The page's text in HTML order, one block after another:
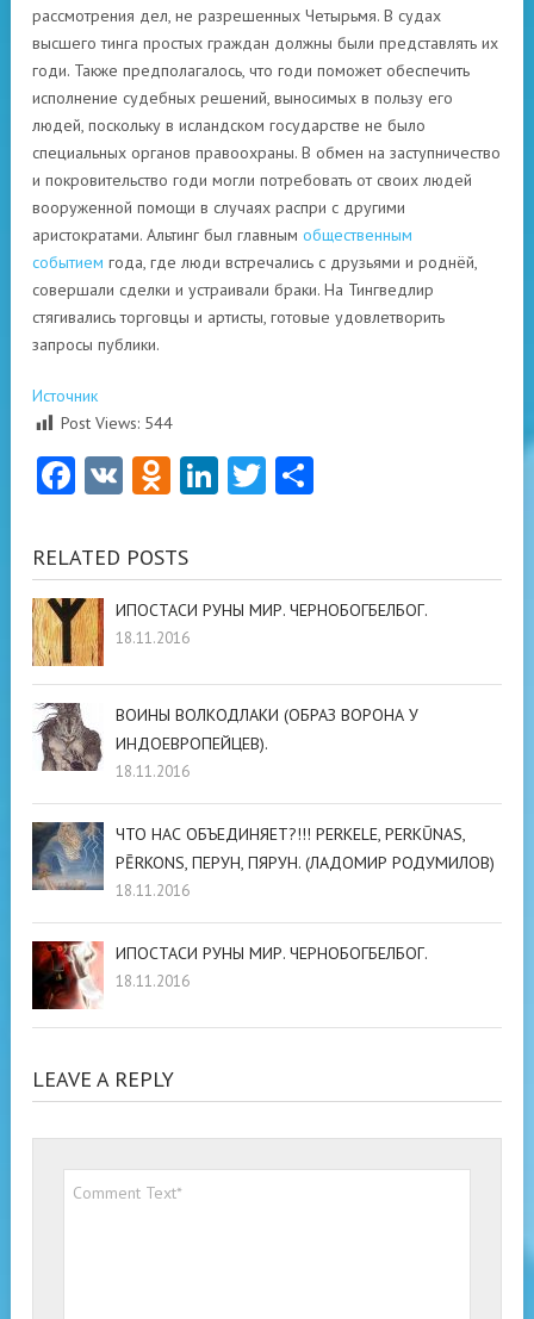
рассмотрения дел, не разрешенных Четырьмя. В судах
высшего тинга простых граждан должны были представлять их
годи. Также предполагалось, что годи поможет обеспечить
исполнение судебных решений, выносимых в пользу его
людей, поскольку в исландском государстве не было
специальных органов правоохраны. В обмен на заступничество
и покровительство годи могли потребовать от своих людей
вооруженной помощи в случаях распри с другими
аристократами. Альтинг был главным общественным
событием года, где люди встречались с друзьями и роднёй,
совершали сделки и устраивали браки. На Тингведлир
стягивались торговцы и артисты, готовые удовлетворить
запросы публики.
Источник
Post Views: 544
Facebook
VK Odnoklassniki
LinkedIn
Twitter
RELATED POSTS
ИПОСТАСИ РУНЫ МИР. ЧЕРНОБОГБЕЛБОГ.
18.11.2016
ВОИНЫ ВОЛКОДЛАКИ (ОБРАЗ ВОРОНА У
ИНДОЕВРОПЕЙЦЕВ).
18.11.2016
ЧТО НАС ОБЪЕДИНЯЕТ?!!! PERKELE, PERKŪNAS,
PĒRKONS, ПЕРУН, ПЯРУН. (ЛАДОМИР РОДУМИЛОВ)
18.11.2016
ИПОСТАСИ РУНЫ МИР. ЧЕРНОБОГБЕЛБОГ.
18.11.2016
LEAVE A REPLY